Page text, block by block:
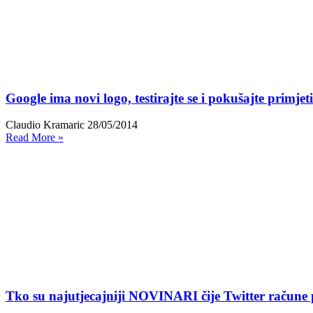
Google ima novi logo, testirajte se i pokušajte
Claudio Kramaric 28/05/2014
Read More »
Tko su najutjecajniji NOVINARI čije Twitter račune